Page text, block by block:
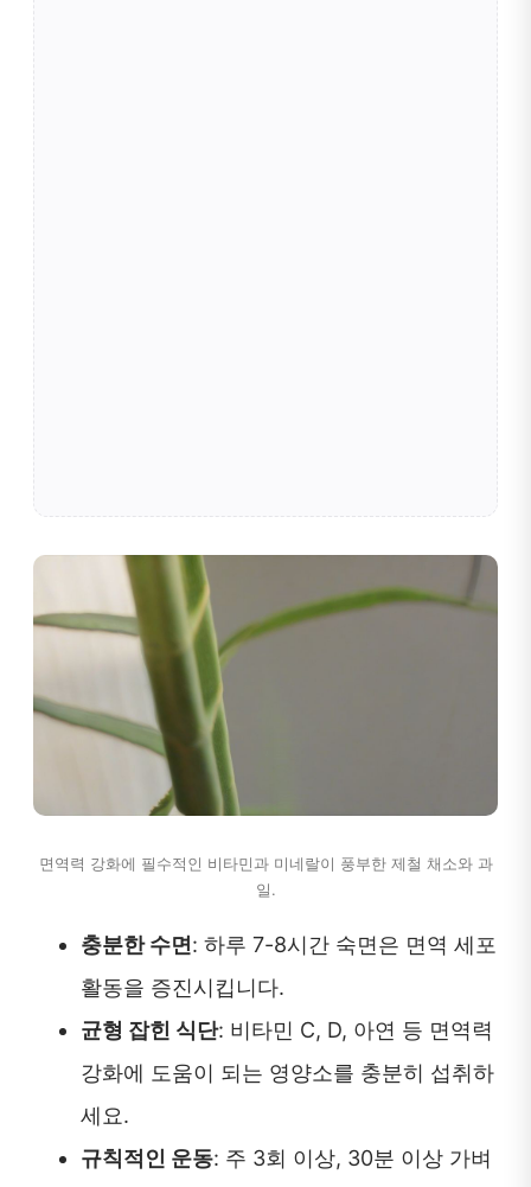
면역력 강화에 필수적인 비타민과 미네랄이 풍부한 제철 채소와 과
일.
충분한 수면: 하루 7-8시간 숙면은 면역 세포
활동을 증진시킵니다.
균형 잡힌 식단: 비타민 C, D, 아연 등 면역력
강화에 도움이 되는 영양소를 충분히 섭취하
세요.
규칙적인 운동: 주 3회 이상, 30분 이상 가벼